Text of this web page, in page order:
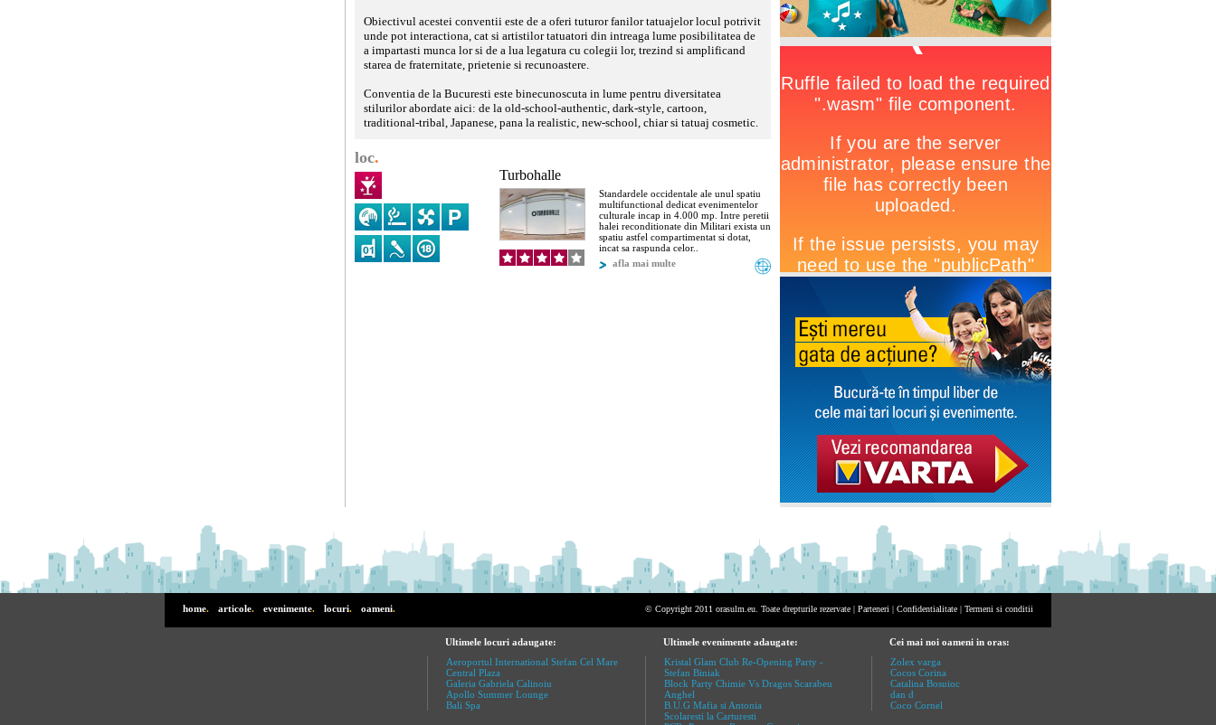
Obiectivul acestei conventii este de a oferi tuturor fanilor tatuajelor locul potrivit
unde pot interactiona, cat si artistilor tatuatori din intreaga lume posibilitatea de
a impartasti munca lor si de a lua legatura cu colegii lor, trezind si amplificand
starea de fraternitate, prietenie si recunoastere.
Conventia de la Bucuresti este binecunoscuta in lume pentru diversitatea
stilurilor abordate aici: de la old-school-authentic, dark-style, cartoon,
traditional-tribal, Japanese, pana la realistic, new-school, chiar si tatuaj cosmetic.
loc.
Turbohalle
Standardele occidentale ale unul spatiu
multifunctional dedicat evenimentelor
culturale incap in 4.000 mp. Intre peretii
halei reconditionate din Militari exista un
spatiu astfel compartimentat si dotat,
incat sa raspunda celor..
afla mai multe
home. articole. evenimente. locuri. oameni. © Copyright 2011 orasulm.eu. Toate drepturile rezervate | Parteneri | Confidentialitate | Termeni si conditii
Ultimele locuri adaugate:
Aeroportul International Stefan Cel Mare
Central Plaza
Galeria Gabriela Calinoiu
Apollo Summer Lounge
Bali Spa
Ultimele evenimente adaugate:
Kristal Glam Club Re-Opening Party -
Stefan Biniak
Block Party Chimie Vs Dragos Scarabeu
Anghel
B.U.G Mafia si Antonia
Scolaresti la Carturesti
Cei mai noi oameni in oras:
Zolex varga
Cocos Corina
Catalina Bosuioc
dan d
Coco Cornel